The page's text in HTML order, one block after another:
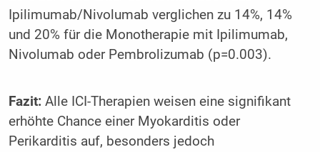
Ipilimumab/Nivolumab verglichen zu 14%, 14%
und 20% für die Monotherapie mit Ipilimumab,
Nivolumab oder Pembrolizumab (p=0.003).
Fazit:Alle ICI-Therapien weisen eine signifikant
erhöhte Chance einer Myokarditis oder
Perikarditis auf, besonders jedoch